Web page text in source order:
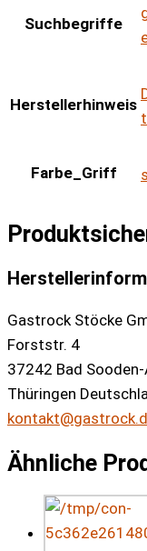
Suchbegriffe
Herstellerhinweis
Farbe_Griff
Gastrock Stöcke
Forststr. 4
37242 Bad
Thüringen
Ähnliche